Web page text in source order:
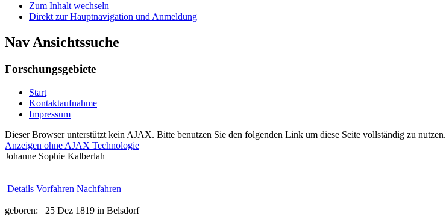
Zum Inhalt wechseln
Direkt zur Hauptnavigation und Anmeldung
Nav Ansichtssuche
Forschungsgebiete
Start
Kontaktaufnahme
Impressum
Dieser Browser unterstützt kein AJAX. Bitte benutzen Sie den folgenden Link um diese Seite vollständig zu nutzen.
Anzeigen ohne AJAX Technologie
Johanne Sophie Kalberlah
Details Vorfahren Nachfahren
geboren:
25 Dez 1819 in Belsdorf